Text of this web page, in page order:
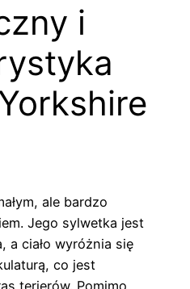
i
ale bardzo
Jego sylwetka jest
a ciało wyróżnia się
co jest